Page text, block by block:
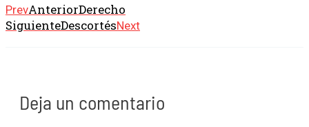
PrevAnteriorDerecho
SiguienteDescortésNext
Deja un comentario